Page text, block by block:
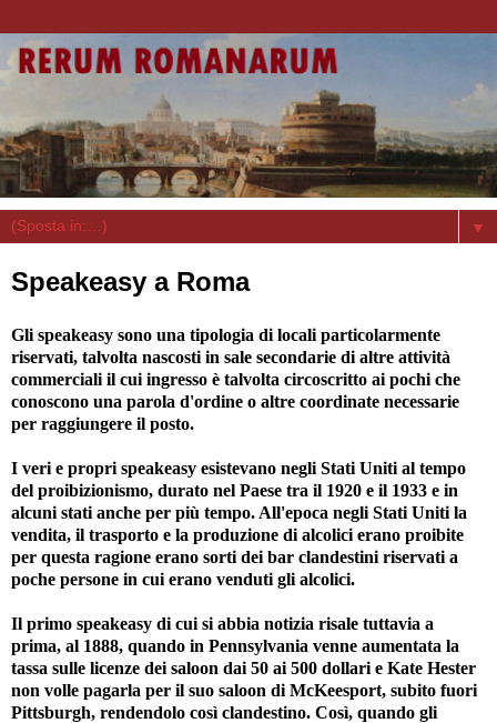
▼
Speakeasy a Roma
Gli speakeasy sono una tipologia di locali particolarmente
riservati, talvolta nascosti in sale secondarie di altre attività
commerciali il cui ingresso è talvolta circoscritto ai pochi che
conoscono una parola d'ordine o altre coordinate necessarie
per raggiungere il posto.
I veri e propri speakeasy esistevano negli Stati Uniti al tempo
del proibizionismo, durato nel Paese tra il 1920 e il 1933 e in
alcuni stati anche per più tempo. All'epoca negli Stati Uniti la
vendita, il trasporto e la produzione di alcolici erano proibite
per questa ragione erano sorti dei bar clandestini riservati a
poche persone in cui erano venduti gli alcolici.
Il primo speakeasy di cui si abbia notizia risale tuttavia a
prima, al 1888, quando in Pennsylvania venne aumentata la
tassa sulle licenze dei saloon dai 50 ai 500 dollari e Kate Hester
non volle pagarla per il suo saloon di McKeesport, subito fuori
Pittsburgh, rendendolo così clandestino. Così, quando gli